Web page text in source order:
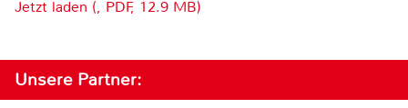
Jetzt laden (, PDF, 12.9 MB)
Unsere Partner: